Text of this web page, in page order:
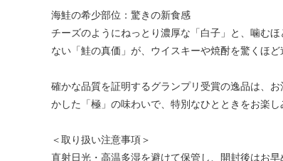
海鮭の希少部位：驚きの新食感
チーズのようにねっとり濃厚な「白子」と、噛む
ない「鮭の真価」が、ウイスキーや焼酎を驚くほど
確かな品質を証明するグランプリ受賞の逸品は、
かした「極」の味わいで、特別なひとときをお楽し
＜取り扱い注意事項＞
直射日光・高温多湿を避けて保管し、開封後はお早